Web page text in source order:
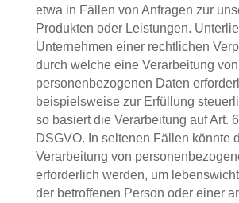
etwa in Fällen von Anfragen zur
Produkten oder Leistungen.
Unternehmen einer rechtlichen
durch welche eine Verarbeitung von
personenbezogenen Daten
beispielsweise zur Erfüllung
so basiert die Verarbeitung auf Art.
DSGVO. In seltenen Fällen könnte
Verarbeitung von
erforderlich werden, um
der betroffenen Person oder einer